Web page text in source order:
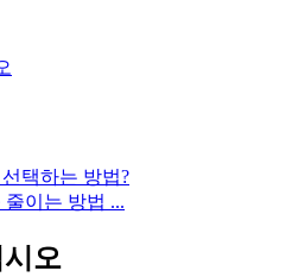
택하는 방법?
이는 방법 ...
오